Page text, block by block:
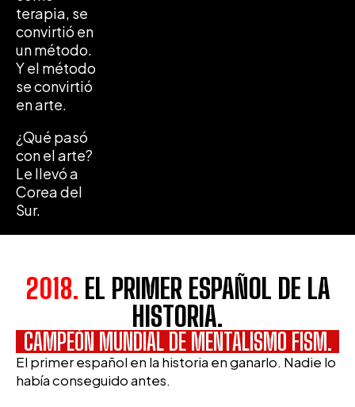
terapia, se
convirtió en
un método.
Y el método
se convirtió
en arte.
¿Qué pasó
con el arte?
Le llevó a
Corea del
Sur.
2018. EL PRIMER ESPAÑOL DE LA
HISTORIA.
CAMPEÓN MUNDIAL DE MENTALISMO FISM.
El primer español en la historia en ganarlo. Nadie lo
había conseguido antes.